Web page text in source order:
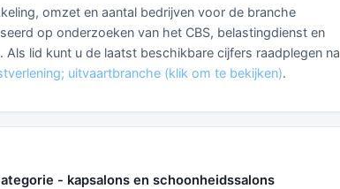
omzet en aantal bedrijven voor de branche
op onderzoeken van het CBS, belastingdienst en
lid kunt u de laatst beschikbare cijfers raadplegen na
uitvaartbranche (klik om te bekijken).
- kapsalons en schoonheidssalons